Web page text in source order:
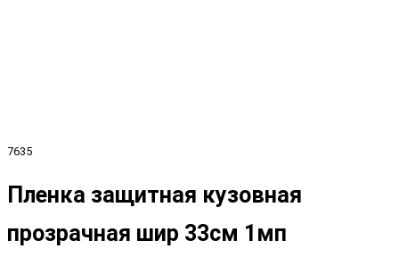
7635
Пленка защитная кузовная
прозрачная шир 33см 1мп